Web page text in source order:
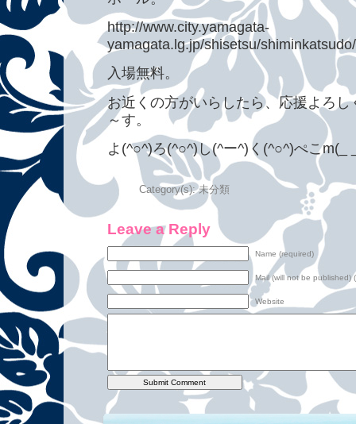
http://www.city.yamagata-
yamagata.lg.jp/shisetsu/
入場無料。
お近くの方がいらしたら、応援よろ
～す。
よ(^○^)ろ(^○^)し(^ー^)く(^○^)ぺこm(_
Category(s):未分類
Leave a Reply
Name (required)
Mail (will not be published)
Website